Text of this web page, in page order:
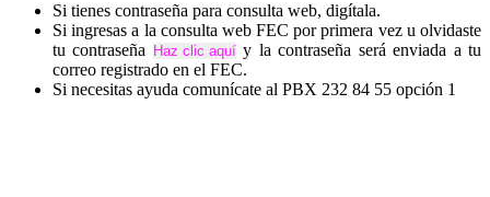
Si tienes contraseña para consulta web, digítala.
Si ingresas a la consulta web FEC por primera vez u olvidaste
tu contraseña
y la contraseña será enviada a tu
correo registrado en el FEC.
Si necesitas ayuda comunícate al PBX 232 84 55 opción 1